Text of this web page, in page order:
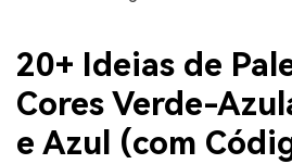
20+ Ideias de
Cores Verde-
e Azul (com